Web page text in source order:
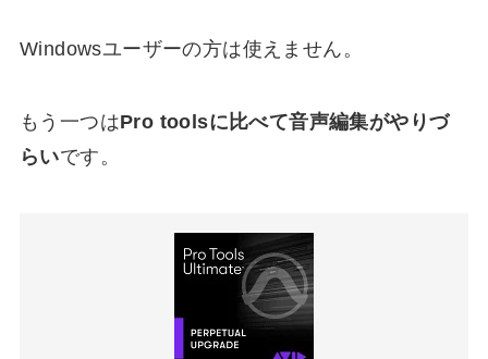
Windowsユーザーの方は使えません。
もう一つはPro toolsに比べて音声編集がやりづ
らいです。